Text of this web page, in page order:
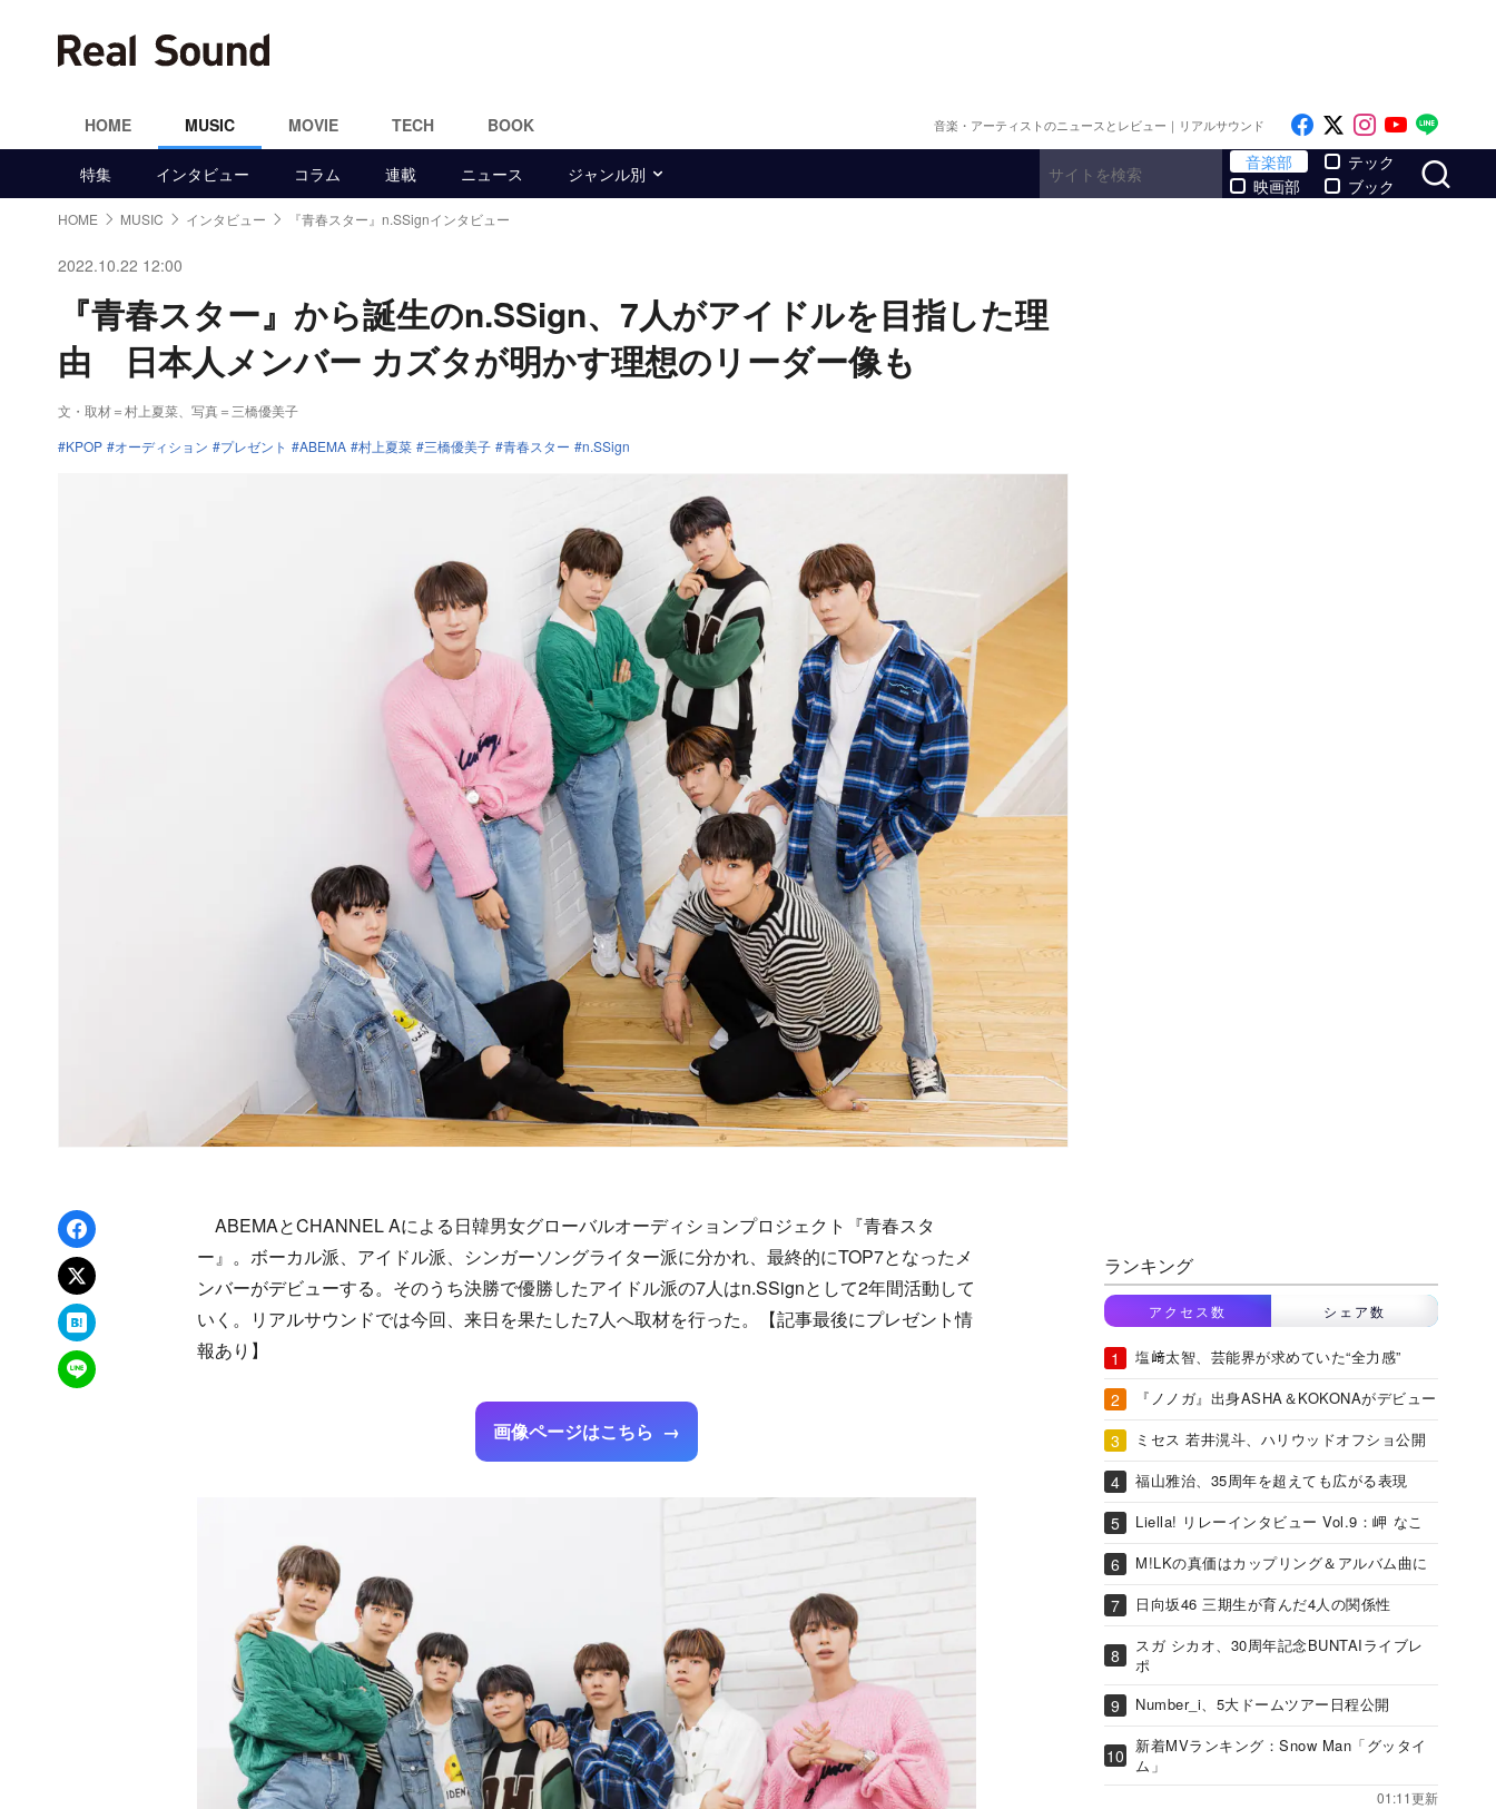
HOME MUSIC MOVIE TECH BOOK 音楽・アーティストのニュースとレビュー｜リアルサウンド Like on Facebook
Follow on x
Follow on
Follow
特集 インタビュー コラム 連載 ニュース ジャンル別
音楽部
映画部
テック
ブック
HOME MUSIC インタビュー 『青春スター』n.SSignインタビュー
2022.10.22 12:00
『青春スター』から誕生のn.SSign、7人がアイドルを目指した理
由 日本人メンバー カズタが明かす理想のリーダー像も
文・取材＝村上夏菜
写真＝三橋優美子
KPOP
オーディション プレゼント ABEMA 村上夏菜 三橋優美子 青春スター n.SSign
Facebookでシェア
xでポスト
はてなブックマーク
LINEで送る
ABEMAとCHANNEL Aによる日韓男女グローバルオーディションプロジェクト『青春スタ
ー』。ボーカル派、アイドル派、シンガーソングライター派に分かれ、最終的にTOP7となったメ
ンバーがデビューする。そのうち決勝で優勝したアイドル派の7人はn.SSignとして2年間活動して
いく。リアルサウンドでは今回、来日を果たした7人へ取材を行った。【記事最後にプレゼント情
報あり】
画像ページはこちら
ランキング
アクセス数 シェア数
塩﨑太智、芸能界が求めていた“全力感”
『ノノガ』出身ASHA＆KOKONAがデビュー
ミセス 若井滉斗、ハリウッドオフショ公開
福山雅治、35周年を超えても広がる表現
Liella! リレーインタビュー Vol.9：岬 なこ
M!LKの真価はカップリング＆アルバム曲に
日向坂46 三期生が育んだ4人の関係性
スガ シカオ、30周年記念BUNTAIライブレ
ポ
Number_i、5大ドームツアー日程公開
新着MVランキング：Snow Man「グッタイ
ム」
01:11更新